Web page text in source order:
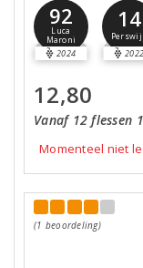
92
Luca
Maroni
2024
14
2022
12,80
Vanaf 12 flessen
Momenteel niet
(1 beoordeling)